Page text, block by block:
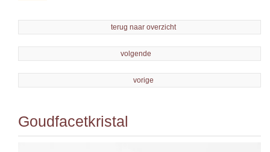
terug naar overzicht
volgende
vorige
Goudfacetkristal